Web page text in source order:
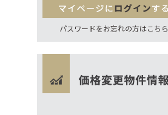
パスワードをお忘れの方はこちら